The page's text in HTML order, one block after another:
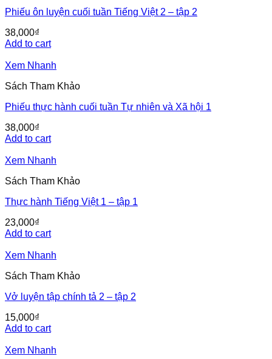
Phiếu ôn luyện cuối tuần Tiếng Việt 2 – tập 2
38,000₫
Add to cart
Xem Nhanh
Sách Tham Khảo
Phiếu thực hành cuối tuần Tự nhiên và Xã hội 1
38,000₫
Add to cart
Xem Nhanh
Sách Tham Khảo
Thực hành Tiếng Việt 1 – tập 1
23,000₫
Add to cart
Xem Nhanh
Sách Tham Khảo
Vở luyện tập chính tả 2 – tập 2
15,000₫
Add to cart
Xem Nhanh